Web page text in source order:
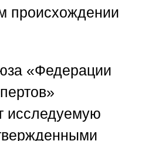
происхождении
«Федерации
исследуемую